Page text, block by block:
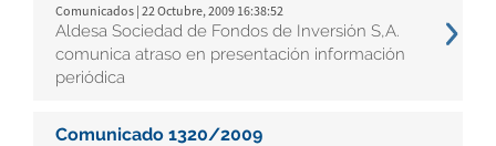
Comunicados | 22 Octubre, 2009 16:38:52
Aldesa Sociedad de Fondos de Inversión S,A.
comunica atraso en presentación información
periódica
Comunicado 1320/2009